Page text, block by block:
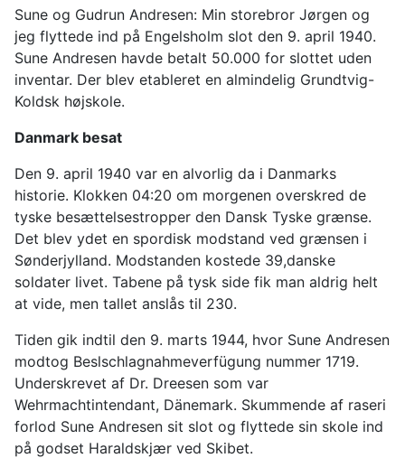
Sune og Gudrun Andresen: Min storebror Jørgen og
jeg flyttede ind på Engelsholm slot den 9. april 1940.
Sune Andresen havde betalt 50.000 for slottet uden
inventar. Der blev etableret en almindelig Grundtvig-
Koldsk højskole.
Danmark besat
Den 9. april 1940 var en alvorlig da i Danmarks
historie. Klokken 04:20 om morgenen overskred de
tyske besættelsestropper den Dansk Tyske grænse.
Det blev ydet en spordisk modstand ved grænsen i
Sønderjylland. Modstanden kostede 39,danske
soldater livet. Tabene på tysk side fik man aldrig helt
at vide, men tallet anslås til 230.
Tiden gik indtil den 9. marts 1944, hvor Sune Andresen
modtog Beslschlagnahmeverfügung nummer 1719.
Underskrevet af Dr. Dreesen som var
Wehrmachtintendant, Dänemark. Skummende af raseri
forlod Sune Andresen sit slot og flyttede sin skole ind
på godset Haraldskjær ved Skibet.